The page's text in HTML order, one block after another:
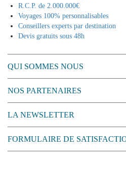
R.C.P. de 2.000.000€
Voyages 100% personnalisables
Conseillers experts par destination
Devis gratuits sous 48h
QUI SOMMES NOUS
NOS PARTENAIRES
LA NEWSLETTER
FORMULAIRE DE